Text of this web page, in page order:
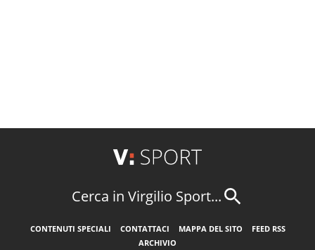
Cerca in Virgilio Sport...
CONTENUTI SPECIALI CONTATTACI MAPPA DEL SITO
FEED RSS
ARCHIVIO